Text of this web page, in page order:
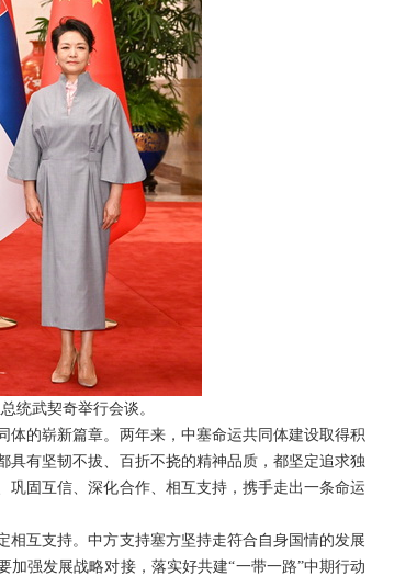
统武契奇举行会谈。
体的崭新篇章。两年来，中塞命运共同体建设取得积
有坚韧不拔、百折不挠的精神品质，都坚定追求独
固互信、深化合作、相互支持，携手走出一条命运
互支持。中方支持塞方坚持走符合自身国情的发展
强发展战略对接，落实好共建“一带一路”中期行动